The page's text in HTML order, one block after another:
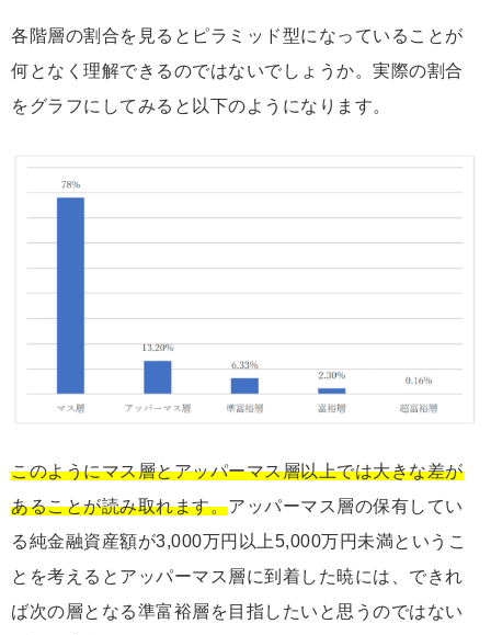
各階層の割合を見るとピラミッド型になっていることが
何となく理解できるのではないでしょうか。実際の割合
をグラフにしてみると以下のようになります。
このようにマス層とアッパーマス層以上では大きな差が
あることが読み取れます。アッパーマス層の保有してい
る純金融資産額が3,000万円以上5,000万円未満というこ
とを考えるとアッパーマス層に到着した暁には、できれ
ば次の層となる準富裕層を目指したいと思うのではない